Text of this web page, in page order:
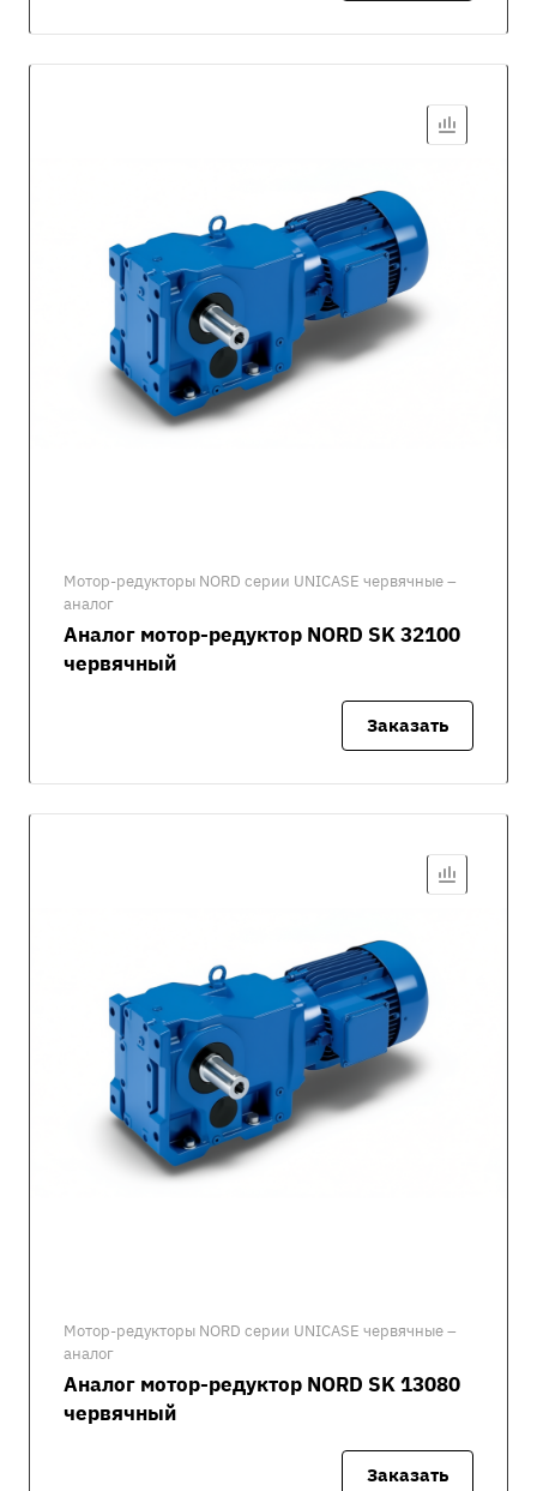
Мотор-редукторы NORD серии UNICASE червячные –
аналог
Аналог мотор-редуктор NORD SK 32100
червячный
Заказать
Мотор-редукторы NORD серии UNICASE червячные –
аналог
Аналог мотор-редуктор NORD SK 13080
червячный
Заказать